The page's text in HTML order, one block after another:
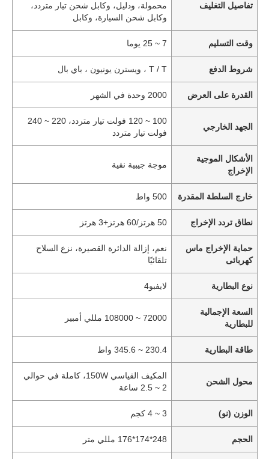
تفاصيل التغليف
محمولة، ودليل، وكابل شحن تيار متردد،
وكابل شحن السيارة، وكابل
وقت التسليم 7 ~ 25 يوما
شروط الدفع T / T ، ويسترن يونيون ، باي بال
القدرة على العرض 2000 وحدة في الشهر
الجهد الخارجي
100 ~ 120 فولت تيار متردد، 220 ~ 240
فولت تيار متردد
الأشكال الموجية
الإخراج
موجة جيبية نقية
خارج السلطة المقدرة 500 واط
نطاق تردد الإخراج 50 هرتز/60 هرتز+3 هرتز
حماية الإخراج ماس
كهربائى
نعم، إزالة الدائرة القصيرة، نزع السلاح
تلقائيًا
نوع البطارية لايفبو4
السعة الإجمالية
للبطارية
72000 ~ 108000 مللي أمبير
طاقة البطارية 230.4 ~ 345.6 واط
محول الشحن
المكيف القياسي 150W، كاملة في حوالي
2 ~ 2.5 ساعة
الوزن (نو) 3 ~ 4 كجم
الحجم 248*174*176 مللي متر